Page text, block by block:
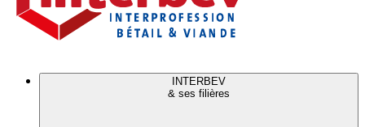
INTERBEV
& ses filières